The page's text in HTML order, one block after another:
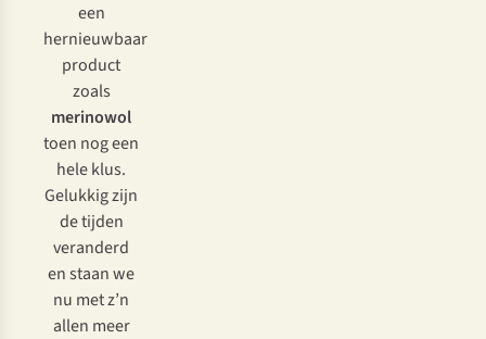
een
hernieuwbaar
product
zoals
merinowol
toen nog een
hele klus.
Gelukkig zijn
de tijden
veranderd
en staan we
nu met z’n
allen meer